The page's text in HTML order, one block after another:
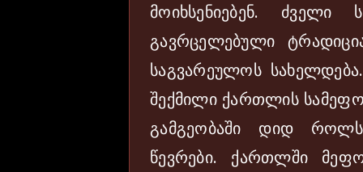
მოიხსენიებენ. ძველი
გავრცელებული
საგვარეულოს
შექმილი ქართლის
გამგეობაში დიდ
წევრები. ქართლში